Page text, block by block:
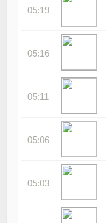
05:19
05:16
05:11
05:06
05:03